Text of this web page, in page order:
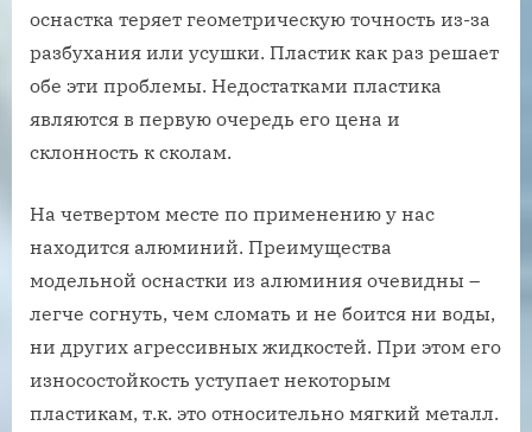
оснастка теряет геометрическую точность из-за
разбухания или усушки. Пластик как раз решает
обе эти проблемы. Недостатками пластика
являются в первую очередь его цена и
склонность к сколам.
На четвертом месте по применению у нас
находится алюминий. Преимущества
модельной оснастки из алюминия очевидны –
легче согнуть, чем сломать и не боится ни воды,
ни других агрессивных жидкостей. При этом его
износостойкость уступает некоторым
пластикам, т.к. это относительно мягкий металл.